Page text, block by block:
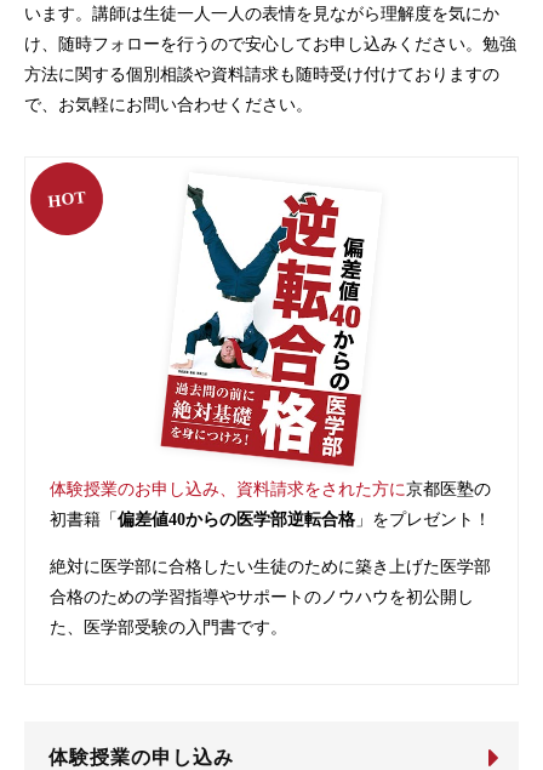
います。 講師は生徒一人一人の表情を見ながら理解度を気にか
け、随時フォローを行うので安心してお申し込みください。 勉強
方法に関する個別相談や資料請求も随時受け付けておりますの
で、お気軽にお問い合わせください。
HOT
体験授業のお申し込み、資料請求をされた方に京都医塾の
初書籍「 偏差値40からの医学部逆転合格 」をプレゼント！
絶対に医学部に合格したい生徒のために築き上げた医学部
合格のための学習指導やサポートのノウハウを初公開し
た、医学部受験の入門書です。
体験授業の申し込み